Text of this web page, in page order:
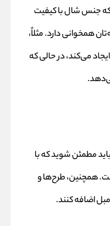
جنس شال با کیفیت
همخوانی دارد. مثلاً،
می‌کند، در حالی که
مطمئن شوید که با
همچنین، طرح‌ها و
اضافه کنند.